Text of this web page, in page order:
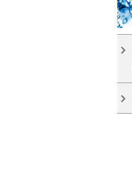
keyboard_arrow_right
keyboard_arrow_right